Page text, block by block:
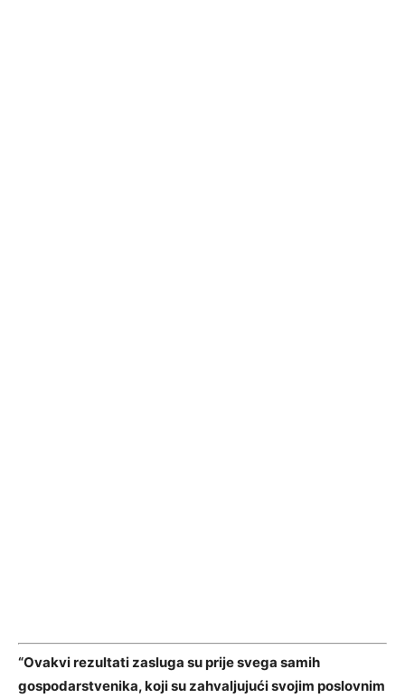
“Ovakvi rezultati zasluga su prije svega samih
gospodarstvenika, koji su zahvaljujući svojim poslovnim